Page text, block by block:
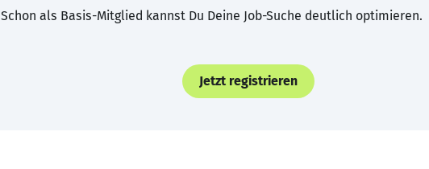
Schon als Basis-Mitglied kannst Du Deine Job-Suche deutlich optimieren.
Jetzt registrieren